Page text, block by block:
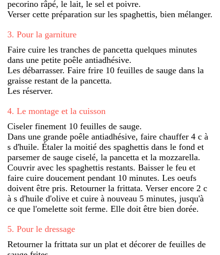
pecorino râpé, le lait, le sel et poivre.
Verser cette préparation sur les spaghettis, bien mélanger.
3. Pour la garniture
Faire cuire les tranches de pancetta quelques minutes
dans une petite poêle antiadhésive.
Les débarrasser. Faire frire 10 feuilles de sauge dans la
graisse restant de la pancetta.
Les réserver.
4. Le montage et la cuisson
Ciseler finement 10 feuilles de sauge.
Dans une grande poêle antiadhésive, faire chauffer 4 c à
s d'huile. Étaler la moitié des spaghettis dans le fond et
parsemer de sauge ciselé, la pancetta et la mozzarella.
Couvrir avec les spaghettis restants. Baisser le feu et
faire cuire doucement pendant 10 minutes. Les oeufs
doivent être pris. Retourner la frittata. Verser encore 2 c
à s d'huile d'olive et cuire à nouveau 5 minutes, jusqu'à
ce que l'omelette soit ferme. Elle doit être bien dorée.
5. Pour le dressage
Retourner la frittata sur un plat et décorer de feuilles de